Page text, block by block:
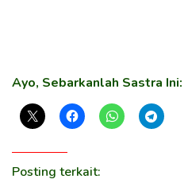
Ayo, Sebarkanlah Sastra Ini:
Posting terkait: